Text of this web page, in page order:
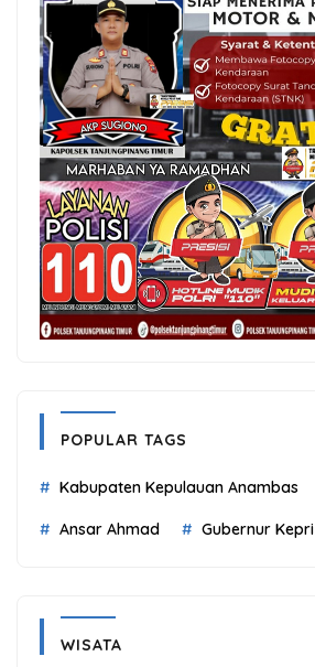
POPULAR TAGS
Kabupaten Kepulauan Anambas
Ansar Ahmad Gubernur Kepri
WISATA